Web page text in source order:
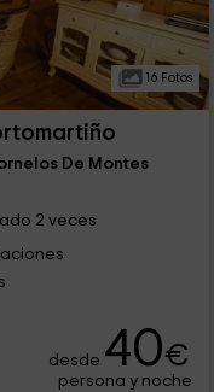
16 Fotos
De Montes
2 veces
desde 40€
persona y noche